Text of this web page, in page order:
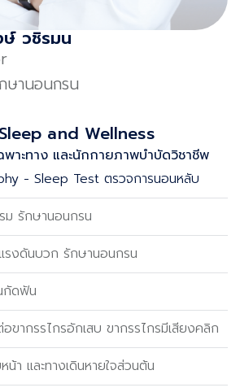
วชิรมน
ษานอนกรน
and Wellness
าะทาง และนักกายภาพบําบัดวิชาชีพ
- Sleep Test ตรวจการนอนหลับ
ม รักษานอนกรน
รงดันบวก รักษานอนกรน
กัดฟัน
ขากรรไกรอักเสบ ขากรรไกรมีเสียงคลิก
น้า และทางเดินหายใจส่วนต้น